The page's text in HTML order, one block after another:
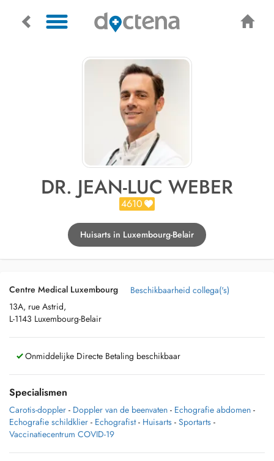
DR. JEAN-LUC WEBER
4610
Huisarts in Luxembourg-Belair
Centre Medical Luxembourg
13A, rue Astrid,
L-1143 Luxembourg-Belair
Beschikbaarheid collega('s)
Onmiddelijke Directe Betaling beschikbaar
Specialismen
Carotis-doppler - Doppler van de beenvaten - Echografie abdomen -
Echografie schildklier - Echografist - Huisarts - Sportarts -
Vaccinatiecentrum COVID-19